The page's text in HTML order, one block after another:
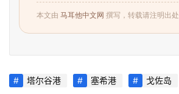
生
指
本文由 马耳他中文网 撰写，转载请注明出处
塔尔谷港 塞希港 戈佐岛